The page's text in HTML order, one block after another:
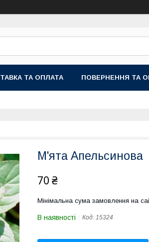
ТА ОПЛАТА ПОВЕРНЕННЯ ТА
М'ята Апельсинова
70 ₴
Мінімальна сума замовлення на
В наявності Код: 15324